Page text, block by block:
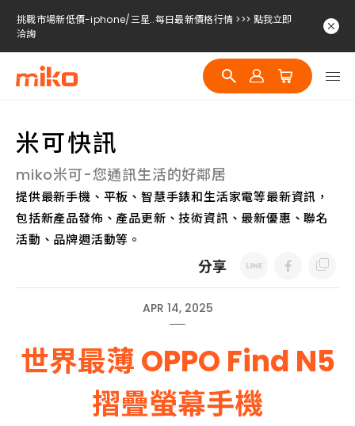
挑戰市場新低價-iphone/三星..每日最新價格行情 >>> 點我立即
洽詢
挑戰市場新低價-iphone/三星..每日最新價格行情 >>> 點我立即
挑戰市場新低價-iphone/三星..每日最新價格行情 >>> 點我立即
米可快訊
miko米可-您通訊生活的好鄰居
提供最新手機、平板、智慧手錶和生活家電等最新資訊，
包括新產品發佈、產品更新、技術資訊、最新優惠、聯名
活動、品牌週活動等。
分享
APR 14, 2025
世界最薄 OPPO Find N5
摺疊螢幕手機